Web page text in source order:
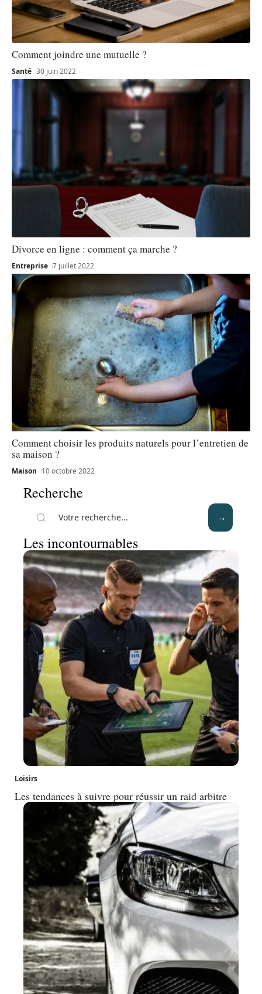
Comment joindre une mutuelle ?
Santé 30 juin 2022
Divorce en ligne : comment ça marche ?
Entreprise 7 juillet 2022
Comment choisir les produits naturels pour l’entretien de
sa maison ?
Maison 10 octobre 2022
Recherche
Les incontournables
Loisirs
Les tendances à suivre pour réussir un raid arbitre